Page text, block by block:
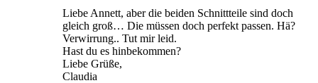
Liebe Annett, aber die beiden Schnittteile sind doch
gleich groß… Die müssen doch perfekt passen. Hä?
Verwirrung.. Tut mir leid.
Hast du es hinbekommen?
Liebe Grüße,
Claudia